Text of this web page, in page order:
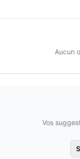
Aucun
Vos